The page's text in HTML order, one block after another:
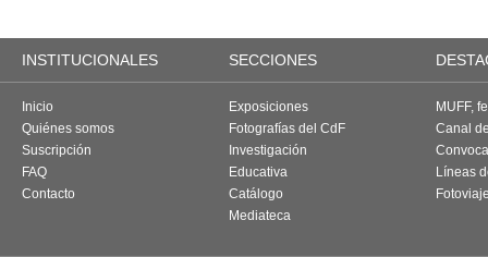
INSTITUCIONALES SECCIONES
Inicio
Quiénes somos
Suscripción
FAQ
Contacto
Exposiciones
Fotografías del CdF
Investigación
Educativa
Catálogo
Mediateca
MUFF,
Canal
Líneas